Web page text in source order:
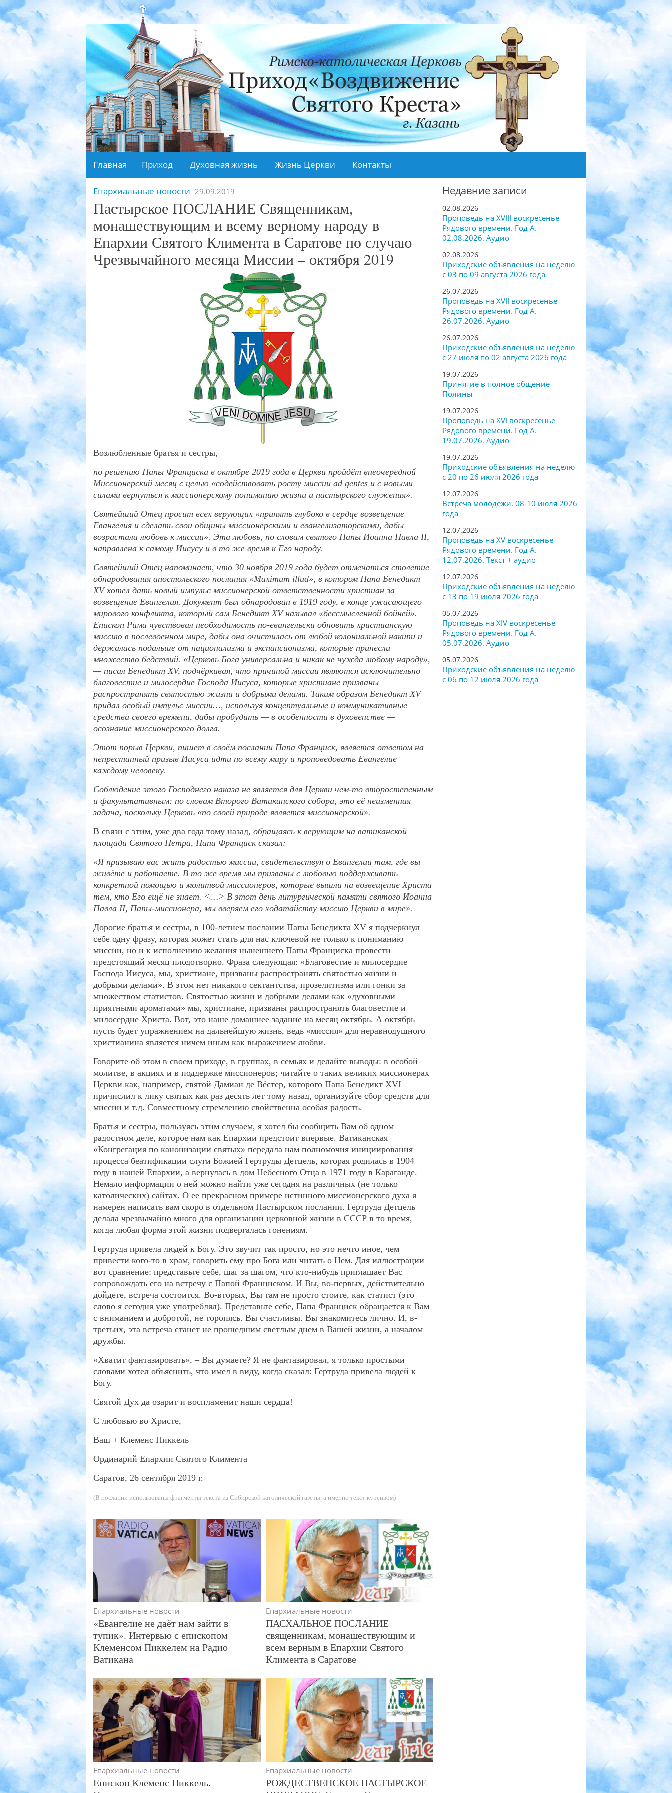
Главная Приход Духовная жизнь Жизнь Церкви Контакты
Епархиальные новости 29.09.2019
Пастырское ПОСЛАНИЕ Священникам,
монашествующим и всему верному народу в
Епархии Святого Климента в Саратове по случаю
Чрезвычайного месяца Миссии – октября 2019
Возлюбленные братья и сестры,
по решению Папы Франциска в октябре 2019 года в Церкви пройдёт внеочередной
Миссионерский месяц с целью «содействовать росту миссии ad gentes и с новыми
силами вернуться к миссионерскому пониманию жизни и пастырского служения».
Святейший Отец просит всех верующих «принять глубоко в сердце возвещение
Евангелия и сделать свои общины миссионерскими и евангелизаторскими, дабы
возрастала любовь к миссии». Эта любовь, по словам святого Папы Иоанна Павла II,
направлена к самому Иисусу и в то же время к Его народу.
Святейший Отец напоминает, что 30 ноября 2019 года будет отмечаться столетие
обнародования апостольского послания «Maximum illud», в котором Папа Бенедикт
XV хотел дать новый импульс миссионерской ответственности христиан за
возвещение Евангелия. Документ был обнародован в 1919 году, в конце ужасающего
мирового конфликта, который сам Бенедикт XV называл «бессмысленной бойней».
Епископ Рима чувствовал необходимость по-евангельски обновить христианскую
миссию в послевоенном мире, дабы она очистилась от любой колониальной накипи и
держалась подальше от национализма и экспансионизма, которые принесли
множество бедствий. «Церковь Бога универсальна и никак не чужда любому народу»,
— писал Бенедикт XV, подчёркивая, что причиной миссии являются исключительно
благовестие и милосердие Господа Иисуса, которые христиане призваны
распространять святостью жизни и добрыми делами. Таким образом Бенедикт XV
придал особый импульс миссии…, используя концептуальные и коммуникативные
средства своего времени, дабы пробудить — в особенности в духовенстве —
осознание миссионерского долга.
Этот порыв Церкви, пишет в своём послании Папа Франциск, является ответом на
непрестанный призыв Иисуса идти по всему миру и проповедовать Евангелие
каждому человеку.
Соблюдение этого Господнего наказа не является для Церкви чем-то второстепенным
и факультативным: по словам Второго Ватиканского собора, это её неизменная
задача, поскольку Церковь «по своей природе является миссионерской».
В связи с этим, уже два года тому назад, обращаясь к верующим на ватиканской
площади Святого Петра, Папа Франциск сказал:
«Я призываю вас жить радостью миссии, свидетельствуя о Евангелии там, где вы
живёте и работаете. В то же время мы призваны с любовью поддерживать
конкретной помощью и молитвой миссионеров, которые вышли на возвещение Христа
тем, кто Его ещё не знает. <…> В этот день литургической памяти святого Иоанна
Павла II, Папы-миссионера, мы вверяем его ходатайству миссию Церкви в мире».
Дорогие братья и сестры, в 100-летнем послании Папы Бенедикта XV я подчеркнул
себе одну фразу, которая может стать для нас ключевой не только к пониманию
миссии, но и к исполнению желания нынешнего Папы Франциска провести
предстоящий месяц плодотворно. Фраза следующая: «Благовестие и милосердие
Господа Иисуса, мы, христиане, призваны распространять святостью жизни и
добрыми делами». В этом нет никакого сектантства, прозелитизма или гонки за
множеством статистов. Святостью жизни и добрыми делами как «духовными
приятными ароматами» мы, христиане, призваны распространять благовестие и
милосердие Христа. Вот, это наше домашнее задание на месяц октябрь. А октябрь
пусть будет упражнением на дальнейшую жизнь, ведь «миссия» для неравнодушного
христианина является ничем иным как выражением любви.
Говорите об этом в своем приходе, в группах, в семьях и делайте выводы: в особой
молитве, в акциях и в поддержке миссионеров; читайте о таких великих миссионерах
Церкви как, например, святой Дамиан де Вёстер, которого Папа Бенедикт XVI
причислил к лику святых как раз десять лет тому назад, организуйте сбор средств для
миссии и т.д. Совместному стремлению свойственна особая радость.
Братья и сестры, пользуясь этим случаем, я хотел бы сообщить Вам об одном
радостном деле, которое нам как Епархии предстоит впервые. Ватиканская
«Конгрегация по канонизации святых» передала нам полномочия инициирования
процесса беатификации слуги Божией Гертруды Детцель, которая родилась в 1904
году в нашей Епархии, а вернулась в дом Небесного Отца в 1971 году в Караганде.
Немало информации о ней можно найти уже сегодня на различных (не только
католических) сайтах. О ее прекрасном примере истинного миссионерского духа я
намерен написать вам скоро в отдельном Пастырском послании. Гертруда Детцель
делала чрезвычайно много для организации церковной жизни в СССР в то время,
когда любая форма этой жизни подвергалась гонениям.
Гертруда привела людей к Богу. Это звучит так просто, но это нечто иное, чем
привести кого-то в храм, говорить ему про Бога или читать о Нем. Для иллюстрации
вот сравнение: представьте себе, шаг за шагом, что кто-нибудь приглашает Вас
сопровождать его на встречу с Папой Франциском. И Вы, во-первых, действительно
дойдете, встреча состоится. Во-вторых, Вы там не просто стоите, как статист (это
слово я сегодня уже употреблял). Представьте себе, Папа Франциск обращается к Вам
с вниманием и добротой, не торопясь. Вы счастливы. Вы знакомитесь лично. И, в-
третьих, эта встреча станет не прошедшим светлым днем в Вашей жизни, а началом
дружбы.
«Хватит фантазировать», – Вы думаете? Я не фантазировал, я только простыми
словами хотел объяснить, что имел в виду, когда сказал: Гертруда привела людей к
Богу.
Святой Дух да озарит и воспламенит наши сердца!
С любовью во Христе,
Ваш + Клеменс Пиккель
Ординарий Епархии Святого Климента
Саратов, 26 сентября 2019 г.
(В послании использованы фрагменты текста из Сибирской католической газеты, а именно текст курсивом)
Епархиальные новости
«Евангелие не даёт нам зайти в
тупик». Интервью с епископом
Клеменсом Пиккелем на Радио
Ватикана
Епархиальные новости
ПАСХАЛЬНОЕ ПОСЛАНИЕ
священникам, монашествующим и
всем верным в Епархии Святого
Климента в Саратове
Епархиальные новости
Епископ Клеменс Пиккель.
Епархиальные новости
РОЖДЕСТВЕНСКОЕ ПАСТЫРСКОЕ
Недавние записи
02.08.2026
Проповедь на XVIII воскресенье
Рядового времени. Год А.
02.08.2026. Аудио
02.08.2026
Приходские объявления на неделю
с 03 по 09 августа 2026 года
26.07.2026
Проповедь на XVII воскресенье
Рядового времени. Год А.
26.07.2026. Аудио
26.07.2026
Приходские объявления на неделю
с 27 июля по 02 августа 2026 года
19.07.2026
Принятие в полное общение
Полины
19.07.2026
Проповедь на XVI воскресенье
Рядового времени. Год А.
19.07.2026. Аудио
19.07.2026
Приходские объявления на неделю
с 20 по 26 июля 2026 года
12.07.2026
Встреча молодежи. 08-10 июля 2026
года
12.07.2026
Проповедь на XV воскресенье
Рядового времени. Год А.
12.07.2026. Текст + аудио
12.07.2026
Приходские объявления на неделю
с 13 по 19 июля 2026 года
05.07.2026
Проповедь на XIV воскресенье
Рядового времени. Год А.
05.07.2026. Аудио
05.07.2026
Приходские объявления на неделю
с 06 по 12 июля 2026 года